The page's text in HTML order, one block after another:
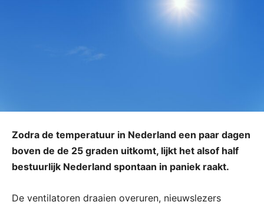
Zodra de temperatuur in Nederland een paar dagen
boven de de 25 graden uitkomt, lijkt het alsof half
bestuurlijk Nederland spontaan in paniek raakt.
De ventilatoren draaien overuren, nieuwslezers